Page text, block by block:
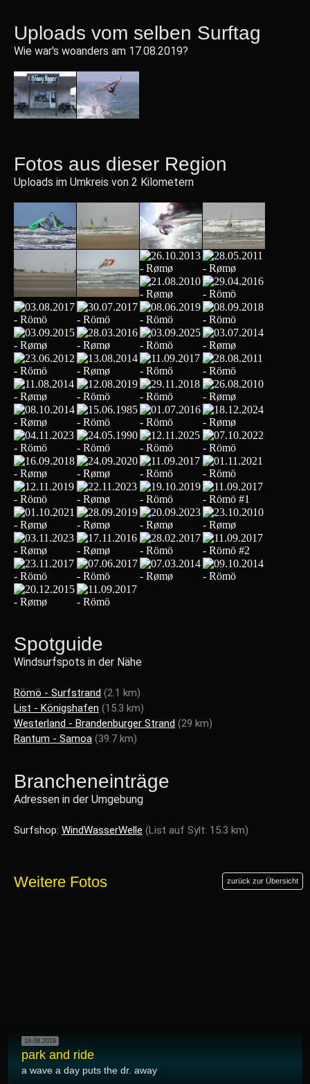
Uploads vom selben Surftag
Wie war's woanders am 17.08.2019?
Fotos aus dieser Region
Uploads im Umkreis von 2 Kilometern
Spotguide
Windsurfspots in der Nähe
Römö - Surfstrand (2.1 km)
List - Königshafen (15.3 km)
Westerland - Brandenburger Strand (29 km)
Rantum - Samoa (39.7 km)
Brancheneinträge
Adressen in der Umgebung
Surfshop: WindWasserWelle (List auf Sylt: 15.3 km)
Weitere Fotos zurück zur Übersicht
18.08.2019
park and ride
a wave a day puts the dr. away